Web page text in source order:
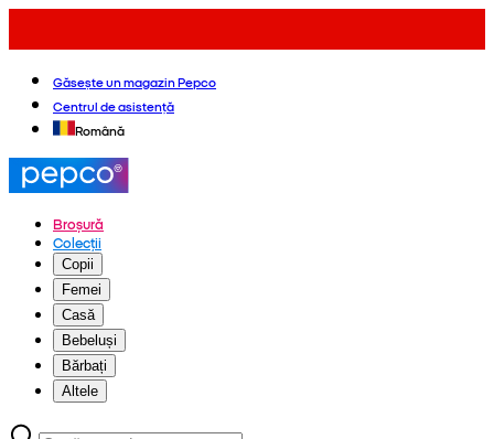
Găsește un magazin Pepco
Centrul de asistență
Română
Broșură
Colecții
Copii
Femei
Casă
Bebeluși
Bărbați
Altele